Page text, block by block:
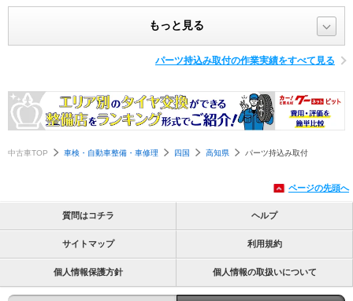
もっと見る
パーツ持込み取付の作業実績をすべて見る
中古車TOP 車検・自動車整備・車修理 四国 高知県 パーツ持込み取付
ページの先頭へ
質問はコチラ ヘルプ
サイトマップ 利用規約
個人情報保護方針 個人情報の取扱いについて